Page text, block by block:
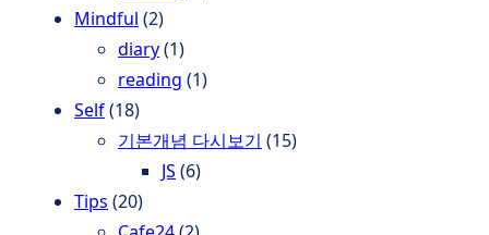
Mindful (2)
diary(1)
reading (1)
Self(18)
기본개념 다시보기 (15)
JS (6)
Tips (20)